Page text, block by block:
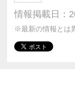
情報掲載日：
※最新の情報とは